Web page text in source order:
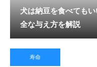
犬は納豆を食べても
全な与え方を解説
寿命